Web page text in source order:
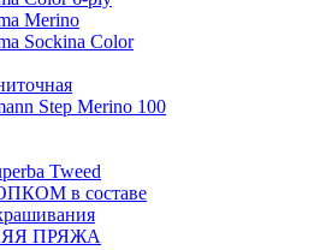
Merino
Sockina Color
Step Merino 100
Tweed
в составе
ПРЯЖА